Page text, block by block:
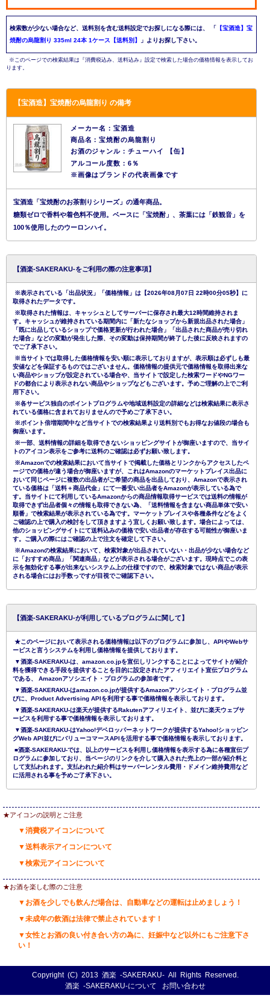
検索数が少ない場合など、送料別を含む送料設定でお探しになる際には、 「 【宝酒造】宝
焼酎の烏龍割り 335ml 24本 1ケース【送料別】
」よりお探し下さい。
※このページでの検索結果は『消費税込み、送料込み』設定で検索した場合の価格情報を表示してお
ります。
【宝酒造】宝焼酎の烏龍割り の備考
メーカー名：宝酒造
商品名：宝焼酎の烏龍割り
お酒のジャンル：チューハイ 【缶】
アルコール度数：6％
※画像はブランドの代表画像です
宝酒造「宝焼酎のお茶割りシリーズ」の通年商品。
糖類ゼロで香料や着色料不使用。ベースに「宝焼酎」、茶葉には「鉄観音」を
100％使用したのウーロンハイ。
【酒楽-SAKERAKU-をご利用の際の注意事項】
※表示されている「出品状況」「価格情報」は【2026年08月07日 22時00分05秒】に
取得されたデータです。
※取得された情報は、キャッシュとしてサーバーに保存され最大12時間維持されま
す。キャッシュが維持されている期間内に「新たなショップから新規出品された場合」
「既に出品しているショップで価格更新が行われた場合」「出品された商品が売り切れ
た場合」などの変動が発生した際、その変動は保持期間が終了した後に反映されますの
でご了承下さい。
※当サイトでは取得した価格情報を安い順に表示しておりますが、表示順は必ずしも最
安値などを保証するものではございません。価格情報の提供元で価格情報を取得出来な
い商品やショップが設定されている場合や、当サイトで設定した検索ワードやNGワー
ドの都合により表示されない商品やショップなどもございます。予めご理解の上でご利
用下さい。
※各サービス独自のポイントプログラムや地域送料設定の詳細などは検索結果に表示さ
れている価格に含まれておりませんので予めご了承下さい。
※ポイント倍増期間中など当サイトでの検索結果より送料別でもお得なお値段の場合も
御座います。
※一部、送料情報の詳細を取得できないショッピングサイトが御座いますので、当サイ
トのアイコン表示をご参考に送料のご確認は必ずお願い致します。
※Amazonでの検索結果において当サイトで掲載した価格とリンクからアクセスしたペ
ージでの価格が違う場合が御座いますが、これはAmazonのマーケットプレイス出品に
おいて同じページに複数の出品者がご希望の商品を出品しており、Amazonで表示され
ている価格は「送料＋商品代金」にて一番安い出品者をAmazonが表示している為で
す。当サイトにて利用しているAmazonからの商品情報取得サービスでは送料の情報が
取得できず出品者個々の情報も取得できない為、「送料情報を含まない商品単体で安い
順番」で検索結果が表示されている為です。マーケットプレイスや各種条件などをよく
ご確認の上で購入の検討をして頂きますよう宜しくお願い致します。場合によっては、
他のショッピングサイトにて送料込みの価格で安い出品者が存在する可能性が御座いま
す。ご購入の際にはご確認の上で注文を確定して下さい。
※Amazonの検索結果において、検索対象が出品されていない・出品が少ない場合など
に「おすすめ商品」「関連商品」などが表示される場合がございます。現時点でこの表
示を無効化する事が出来ないシステム上の仕様ですので、検索対象ではない商品が表示
される場合にはお手数っですが目視でご確認下さい。
【酒楽-SAKERAKU-が利用しているプログラムに関して】
★このページにおいて表示される価格情報は以下のプログラムに参加し、APIやWebサ
ービスと言うシステムを利用し価格情報を提供しております。
▼酒楽-SAKERAKU-は、amazon.co.jpを宣伝しリンクすることによってサイトが紹介
料を獲得できる手段を提供することを目的に設定されたアフィリエイト宣伝プログラム
である、 Amazonアソシエイト・プログラムの参加者です。
▼酒楽-SAKERAKU-はamazon.co.jpが提供するAmazonアソシエイト・プログラム並
びに、Product Advertising APIを利用する事で価格情報を表示しております。
▼酒楽-SAKERAKU-は楽天が提供するRakutenアフィリエイト、並びに楽天ウェブサ
ービスを利用する事で価格情報を表示しております。
▼酒楽-SAKERAKU-はYahoo!デベロッパーネットワークが提供するYahoo!ショッピン
グWeb API並びにバリューコマースAPIを活用する事で価格情報を表示しております。
■酒楽-SAKERAKU-では、以上のサービスを利用し価格情報を表示する為に各種宣伝プ
ログラムに参加しており、当ページのリンクを介して購入された売上の一部が紹介料と
して支払われます。支払われた紹介料はサーバーレンタル費用・ドメイン維持費用など
に活用される事を予めご了承下さい。
★アイコンの説明とご注意
▼消費税アイコンについて
▼送料表示アイコンについて
▼検索元アイコンについて
★お酒を楽しむ際のご注意
▼お酒を少しでも飲んだ場合は、自動車などの運転は止めましょう！
▼未成年の飲酒は法律で禁止されています！
▼女性とお酒の良い付き合い方の為に、妊娠中など以外にもご注意下さ
い！
Copyright (C) 2013 酒楽 -SAKERAKU-All Rights Reserved.
酒楽 -SAKERAKU-について
お問い合わせ